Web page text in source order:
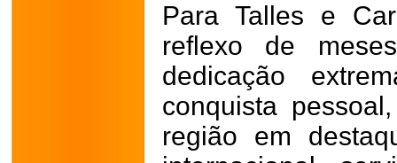
Para Talles e
reflexo de
dedicação
conquista
região em